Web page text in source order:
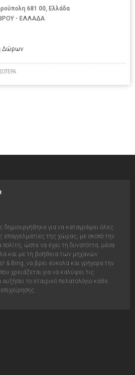
681 00, Ελλάδα
- ΕΛΛΑΔΑ
Δώρων
δημιουργήθηκε για να καταγράψει όλες
επαγγελματίες της χώρας, με σκοπό την
ώστε να έχει τη δυνατόττα, μέσα
και με τη βοήθεια των μηχανών
& Bing, να βρει έυκολα και γρήγορα την
χρειάζεται για να καλύψει τις
το εταιρικό πελατολόγιο κάθε